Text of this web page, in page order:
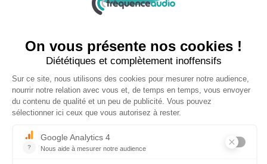
25 FÉVRIER 2025
Audition Conseil
27 MARS 2024